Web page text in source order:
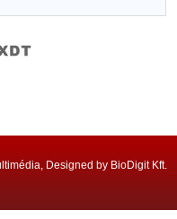
Designed by BioDigit Kft.